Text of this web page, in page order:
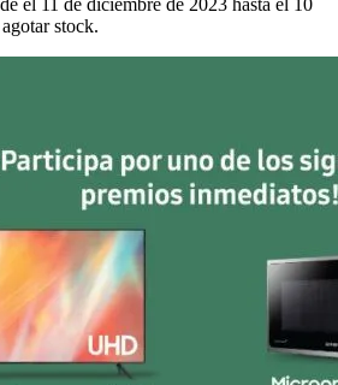
el 11 de diciembre de 2023 hasta el 10
stock.